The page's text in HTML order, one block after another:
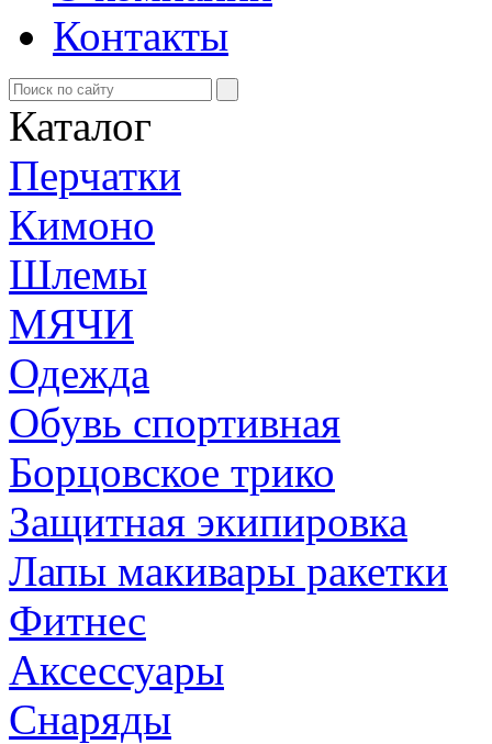
Контакты
Каталог
Перчатки
Кимоно
Шлемы
МЯЧИ
Одежда
Обувь спортивная
Борцовское трико
Защитная экипировка
Лапы макивары ракетки
Фитнес
Аксессуары
Снаряды